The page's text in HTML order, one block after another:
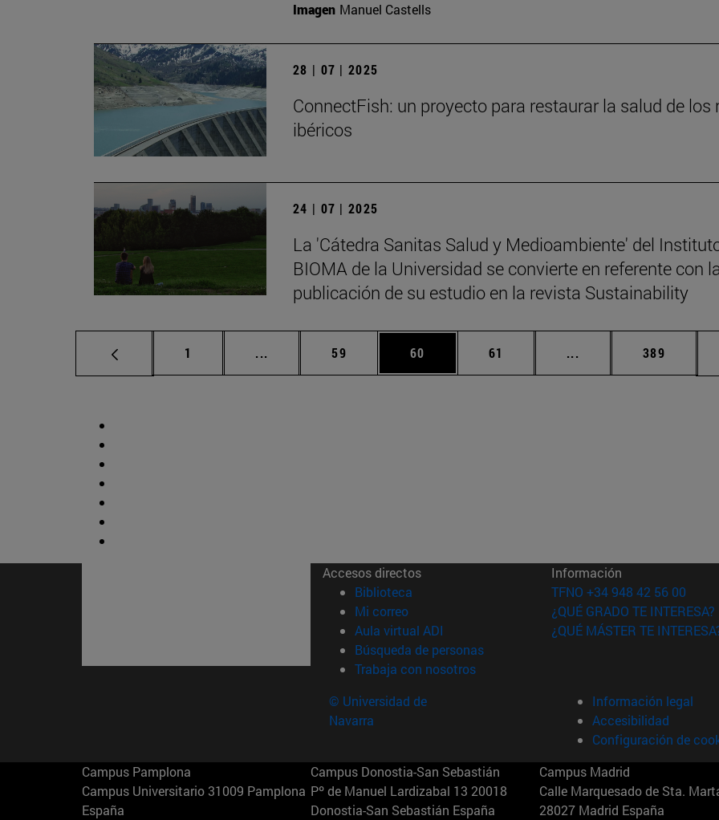
Imagen Manuel Castells
28 | 07 | 2025
ConnectFish: un proyecto para restaurar la salud de los
ibéricos
24 | 07 | 2025
La 'Cátedra Sanitas Salud y Medioambiente' del
BIOMA de la Universidad se convierte en referente con
publicación de su estudio en la revista Sustainability
Página
1 ... Páginas intermedias Use TAB para desplazarse.
Página
59 Página
60 Página
61 ... Páginas intermedias
Página
389
Accesos directos
Biblioteca (abre en nueva ventana)
Mi correo(abre en nueva ventana)
Aula virtual ADI (abre en nueva ventana)
Búsqueda de personas(abre en nueva ventana)
Trabaja con nosotros(abre en nueva ventana)
Información
TFNO +34 948 42 56 00
¿QUÉ GRADO TE INTERESA?
¿QUÉ MÁSTER TE
© Universidad de
Navarra
Información legal
Accesibilidad
Configuración de
Campus Pamplona
Campus Universitario 31009 Pamplona
España
Campus Donostia-San Sebastián
Pº de Manuel Lardizabal 13 20018
Donostia-San Sebastián España
Campus Madrid
Calle Marquesado de Sta.
28027 Madrid España